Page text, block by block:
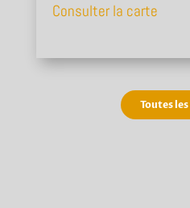
Consulter la carte
Toutes